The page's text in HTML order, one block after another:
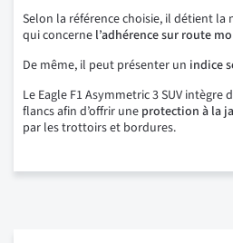
Selon la référence choisie, il détient la
qui concerne l’adhérence sur route
De même, il peut présenter un indice
Le Eagle F1 Asymmetric 3 SUV intègre
flancs afin d’offrir une protection à la
par les trottoirs et bordures.